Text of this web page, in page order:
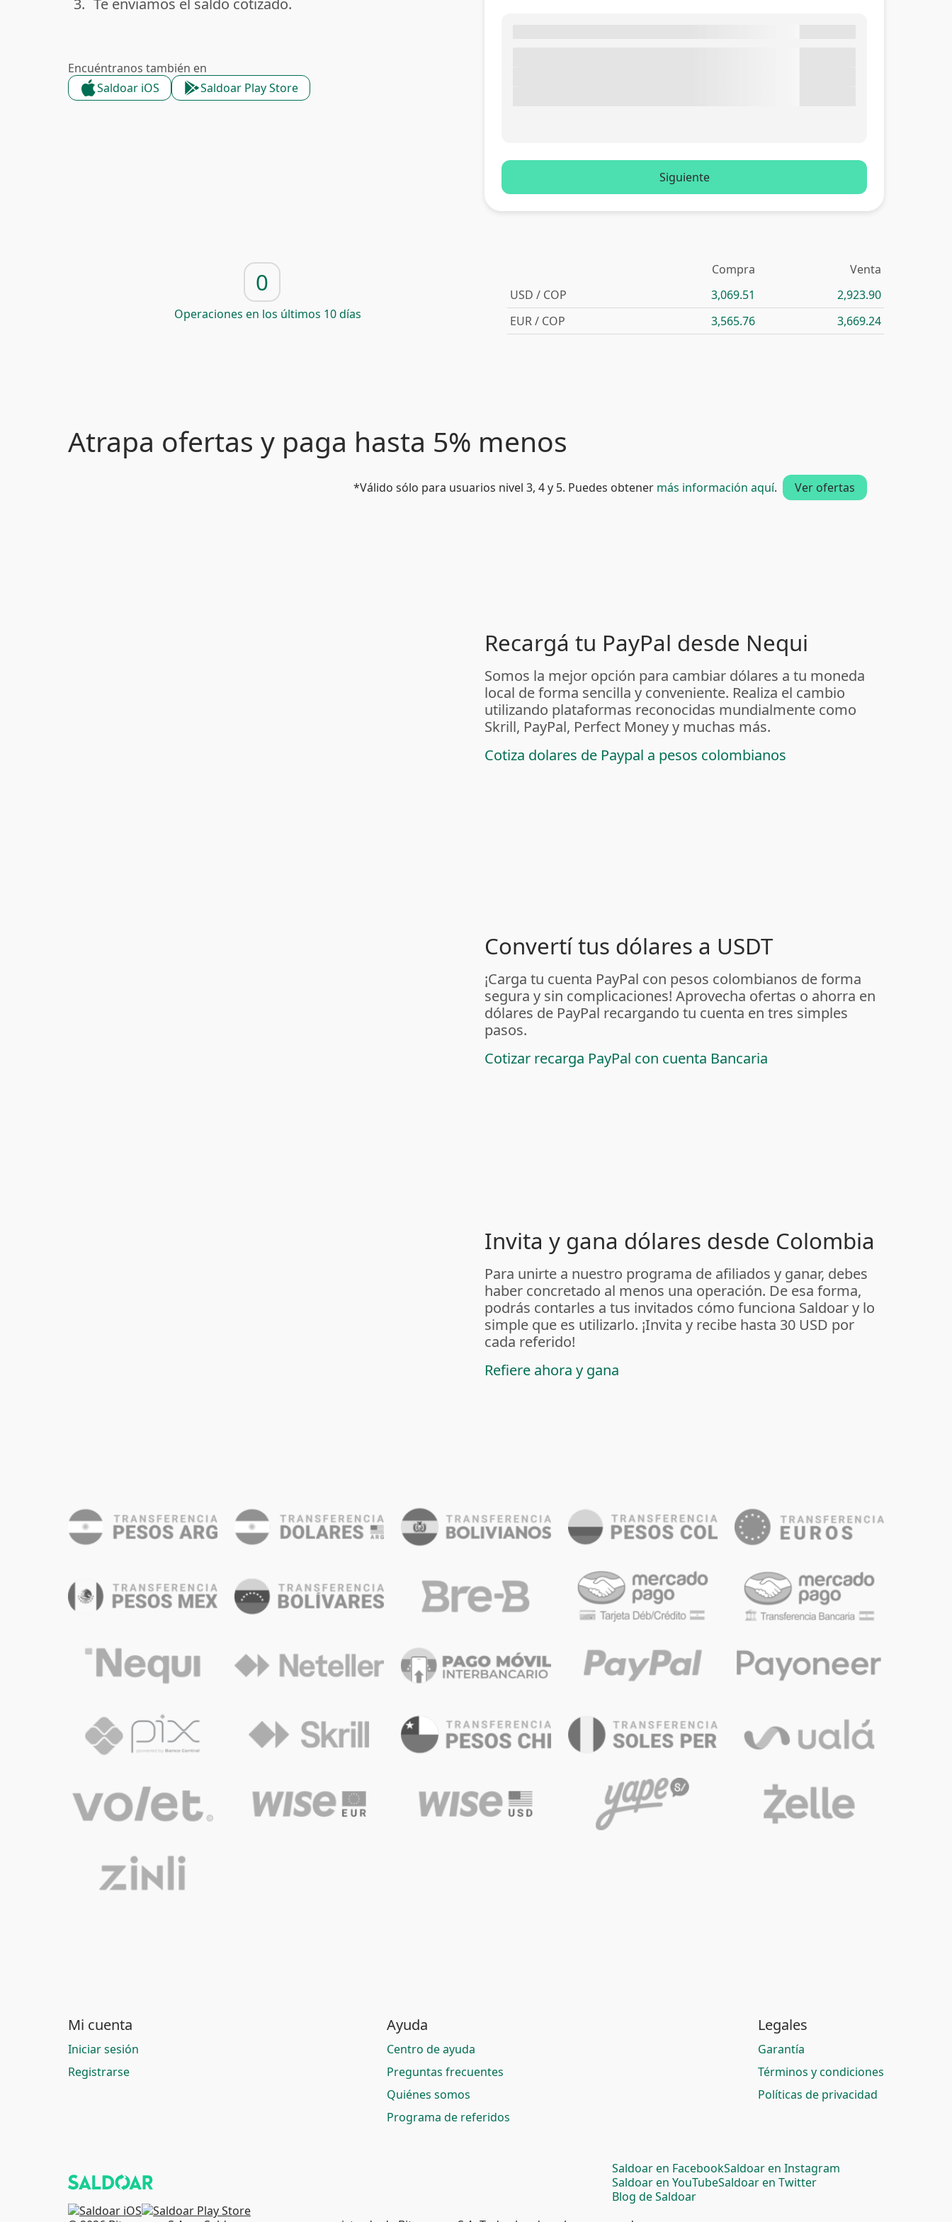
done
3. Te enviamos el saldo cotizado.
Encuéntranos también en
Saldoar iOS
Saldoar Play Store
Siguiente
0
Operaciones en los últimos 10 días
Compra
Venta
USD / COP
3,069.51
2,923.90
EUR / COP
3,565.76 3,669.24
Atrapa ofertas y paga hasta 5% menos
*Válido sólo para usuarios nivel 3, 4 y 5. Puedes obtener más información aquí. Ver ofertas
Recargá tu PayPal desde Nequi
Somos la mejor opción para cambiar dólares a tu moneda
local de forma sencilla y conveniente. Realiza el cambio
utilizando plataformas reconocidas mundialmente como
Skrill, PayPal, Perfect Money y muchas más.
Cotiza dolares de Paypal a pesos colombianos
Convertí tus dólares a USDT
¡Carga tu cuenta PayPal con pesos colombianos de forma
segura y sin complicaciones! Aprovecha ofertas o ahorra en
dólares de PayPal recargando tu cuenta en tres simples
pasos.
Cotizar recarga PayPal con cuenta Bancaria
Invita y gana dólares desde Colombia
Para unirte a nuestro programa de afiliados y ganar, debes
haber concretado al menos una operación. De esa forma,
podrás contarles a tus invitados cómo funciona Saldoar y lo
simple que es utilizarlo. ¡Invita y recibe hasta 30 USD por
cada referido!
Refiere ahora y gana
Mi cuenta
Iniciar sesión
Registrarse
Ayuda
Centro de ayuda
Preguntas frecuentes
Quiénes somos
Programa de referidos
Legales
Garantía
Términos y condiciones
Políticas de privacidad
Saldoar en FacebookSaldoar en Instagram
Saldoar en YouTubeSaldoar en Twitter
Blog de Saldoar